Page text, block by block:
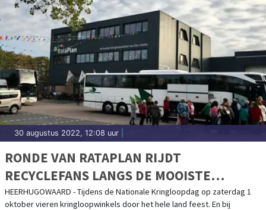
30 augustus 2022, 12:08 uur
RONDE VAN RATAPLAN RIJDT
RECYCLEFANS LANGS DE MOOISTE
KRINGLOOPKOOPJES
HEERHUGOWAARD - Tijdens de Nationale Kringloopdag op zaterdag 1
oktober vieren kringloopwinkels door het hele land feest. En bij